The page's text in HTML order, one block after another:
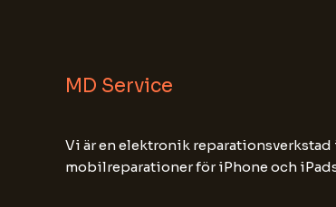
MD Service
Vi är en elektronik reparationsverkstad
mobilreparationer för iPhone och